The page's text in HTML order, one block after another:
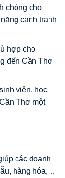
chóng cho
cạnh tranh
hợp cho
đến Cần Thơ
viên, học
Thơ một
các doanh
hàng hóa,…